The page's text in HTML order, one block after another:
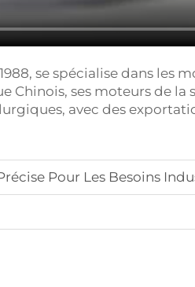
se spécialise dans les
Chinois, ses moteurs de
avec des
Pour Les Besoins